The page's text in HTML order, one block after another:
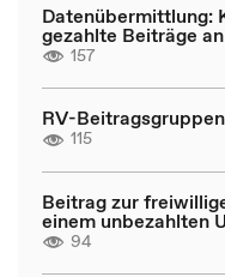
Datenübermittlung:
gezahlte Beiträge
157
RV-
115
Beitrag zur
einem unbezahlten
94